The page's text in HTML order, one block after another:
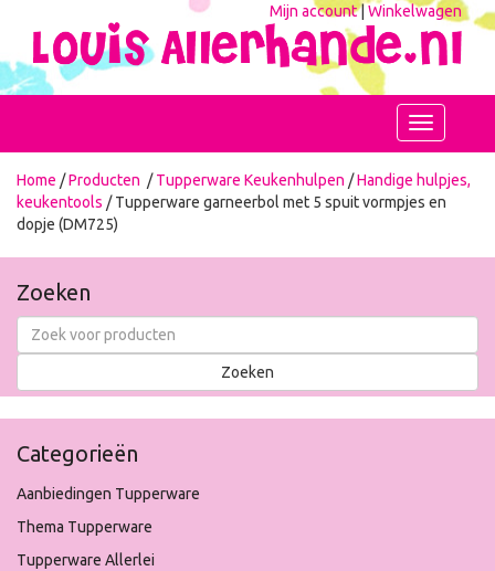
Mijn account|Winkelwagen
Toggle
navigation
Home /Producten /Tupperware Keukenhulpen /Handige hulpjes,
keukentools / Tupperware garneerbol met 5 spuit vormpjes en
dopje (DM725)
Zoeken
Categorieën
Aanbiedingen Tupperware
Thema Tupperware
Tupperware Allerlei